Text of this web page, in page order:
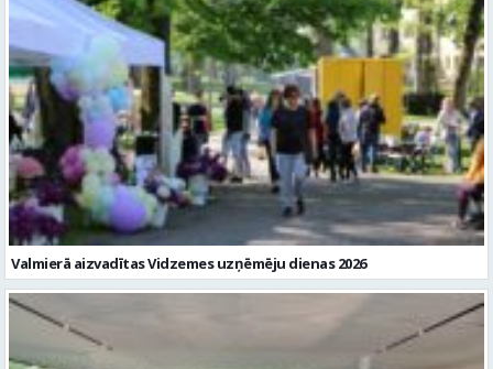
Valmierā aizvadītas Vidzemes uzņēmēju dienas 2026